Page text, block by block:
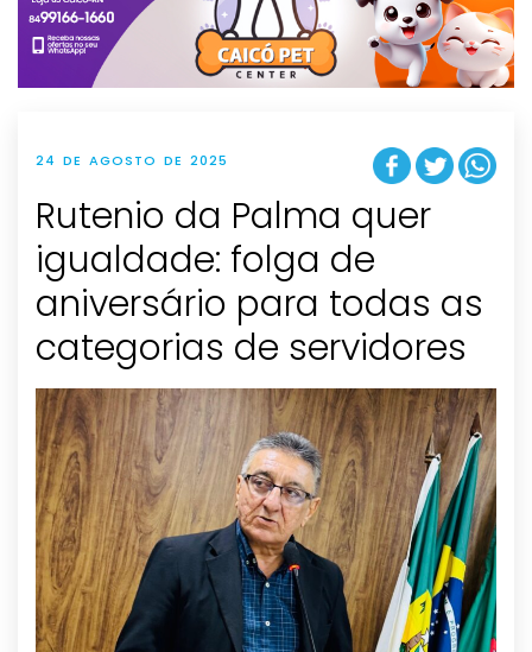
t
i
o
n
24 DE AGOSTO DE 2025
Rutenio da Palma quer
igualdade: folga de
aniversário para todas as
categorias de servidores